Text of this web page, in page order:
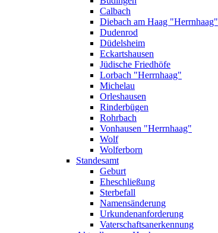
Calbach
Diebach am Haag "Herrnhaag"
Dudenrod
Düdelsheim
Eckartshausen
Jüdische Friedhöfe
Lorbach "Herrnhaag"
Michelau
Orleshausen
Rinderbügen
Rohrbach
Vonhausen "Herrnhaag"
Wolf
Wolferborn
Standesamt
Geburt
Eheschließung
Sterbefall
Namensänderung
Urkundenanforderung
Vaterschaftsanerkennung